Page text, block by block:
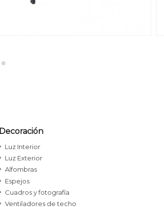
Decoración
Luz Interior
Luz Exterior
Alfombras
Espejos
Cuadros y fotografía
Ventiladores de techo